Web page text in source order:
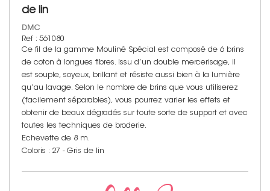
de lin
DMC
Ref : 561080
Ce fil de la gamme Mouliné Spécial est composé de 6 brins
de coton à longues fibres. Issu d’un double mercerisage, il
est souple, soyeux, brillant et résiste aussi bien à la lumière
qu’au lavage. Selon le nombre de brins que vous utiliserez
(facilement séparables), vous pourrez varier les effets et
obtenir de beaux dégradés sur toute sorte de support et avec
toutes les techniques de broderie.
Echevette de 8 m.
Coloris : 27 - Gris de lin